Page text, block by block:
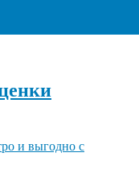
и выгодно с